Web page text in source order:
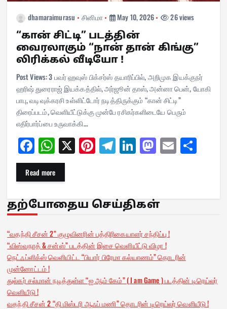
dhamaraimurasu சினிமா May 10, 2026 26 views
“கான் சிட்டி” படத்தின்
வைரலாகும் “நான் தான் கிங்கு”
லிரிக்கல் வீடியோ !
Post Views: 3 பவர் ஹவுஸ் பிக்சர்ஸ் தயாரிப்பில், அறிமுக இயக்குநர்
ஹரிஷ் துரைராஜ் இயக்கத்தில், அர்ஜூன் தாஸ், அன்னா பென், யோகி
பாபு, வடிவுக்கரசி உள்ளிட்டோர் நடித்திருக்கும் “கான் சிட்டி”
திரைப்படம், வெளியீட்டுக்கு முன்பே ரசிகர்களிடையே பெரும்
எதிர்பார்ப்பை உருவாக்கி…
Fa
ce
bo
ok
W
ha
ts
A
pp
X Pi
nt
es
t
Te
le
a
m
Li
nk
In
M
as
do
n
E
m
Sh
Read more
தற்போதைய செய்திகள்
“வதந்தி சீசன் 2” குழுவினரின் பத்திரிகையாளர் சந்திப்பு !
“விஸ்வநாத் & சன்ஸ்” படத்தின் இசை வெளியீட்டு விழா !
நெட்ஃப்ளிக்ஸ் வெளியிட்ட “பியார் பிரேமா கல்யாணம்” தொடரின்
முன்னோட்டம் !
துல்கர் சல்மான் நடித்துள்ள “ஐ ஆம் கேம்” ( I am Game ) படத்தின் டிரெய்லர்
வெளியீடு !
வதந்தி சீசன் 2 “தி மிஸ்டரி ஆஃப் மணி” தொடரின் டிரெய்லர் வெளியீடு !